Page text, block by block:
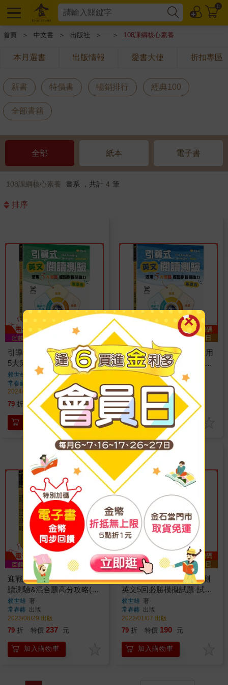
0
首頁 ＞ 中文書 ＞ 出版社 ＞ ＞ 108課綱核心素養
本月選書 出版情報 愛書大使 折扣專區
新書 特價書 暢銷排行 經典100
全部書籍
全部 紙本 電子書
108課綱核心素養 書系 ，共計 4 筆
排序
引導式英文閱讀測驗：活用
5大策略輕鬆掌握閱讀力(進
階版)＋QR Code音檔
賴世雄
常春藤
2024/04/17 出版
79 折 特價 277 元
加入購物車
引導式英文閱讀測驗：活用
5大策略輕鬆掌握閱讀力(基
礎版)＋ QR Code音檔
賴世雄著
常春藤
2024/04/17 出版
79 特價 277
加入購物車
迎戰108新課綱：主題式閱
讀測驗&混合題高分攻略(增
修版)-試題本＋詳解本
賴世雄 著
常春藤 出版
2023/08/29 出版
79 折 特價 237 元
加入購物車
迎戰108新課綱：新制學測
英文5回必勝模擬試題-試題
本＋詳解本
賴世雄 著
常春藤 出版
2022/01/07 出版
79 折 特價 190 元
加入購物車